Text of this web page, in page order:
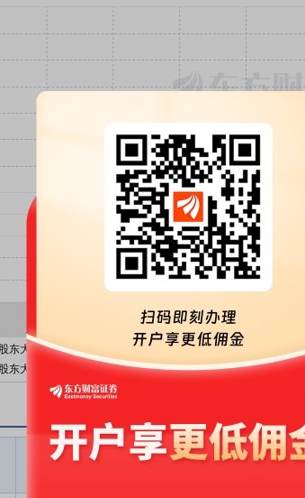
东大会公告日 股东大会召开日
东大会公告日前一交易日
股东大会召开日前一交易日
议题涉及内容
召开时间